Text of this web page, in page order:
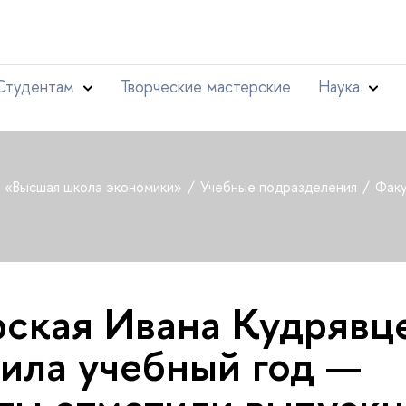
Творческие мастерские Наука
«Высшая школа экономики» Учебные подразделения
Ивана
учебный год —